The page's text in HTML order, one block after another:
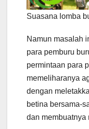
Suasana lomba
Namun masalah
para pemburu
permintaan para
memeliharanya
dengan
betina bersama-
dan membuatnya